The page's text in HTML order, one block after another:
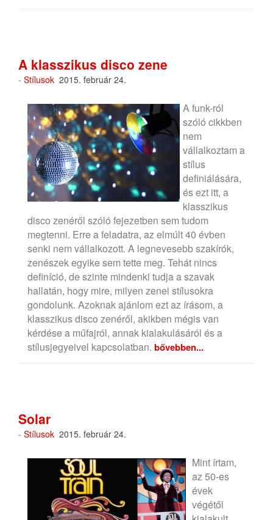
A klasszikus disco zene
- Stílusok 2015. február 24.
A funk-ról
szóló cikkben
nem
vállalkoztam a
stílus
definiálására,
és ezt itt, a
klasszikus
disco zenéről szóló fejezetben sem tudom
megtenni. Erre a feladatra, az elmúlt 40 évben
senki nem vállalkozott. A legnevesebb szakírók,
zenészek egyike sem tette meg. Tehát nincs
definíció, de szinte mindenki tudja a szavak
hallatán, hogy mire, milyen zenei stílusokra
gondolunk. Azoknak ajánlom ezt az írásom, a
klasszikus disco zenéről, akikben mégis van
kérdése a műfajról, annak kialakulásáról és a
stílusjegyeivel kapcsolatban. bővebben...
Solar
- Stílusok 2015. február 24.
Mint írtam,
az 50-es
évek
végétől